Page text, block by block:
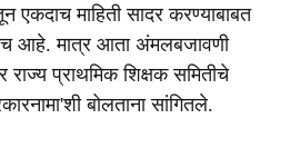
माहिती सादर करण्याबाबत
आहे. मात्र आता अंमलबजावणी
राज्य प्राथमिक शिक्षक समितीचे
बोलताना सांगितले.